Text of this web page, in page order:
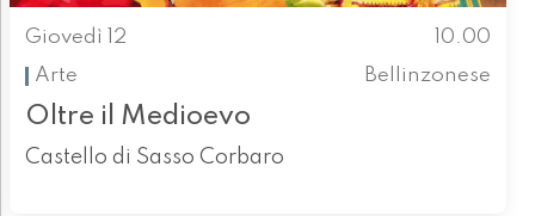
Giovedì 12
10.00
Arte
Bellinzonese
Oltre il Medioevo
Castello di Sasso Corbaro